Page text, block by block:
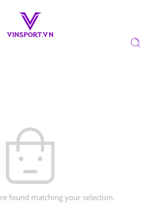
found matching your selection.